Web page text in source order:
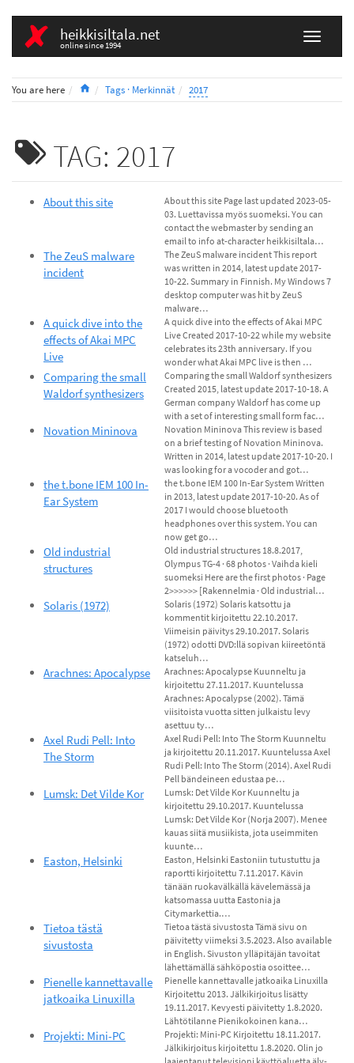
heikkisiltala.net
online since 1994
You are here HomeTags · Merkinnät 2017
TAG: 2017
About this site
About this site Page last updated 2023-05-
03. Luettavissa myös suomeksi. You can
contact the webmaster by sending an
email to info at-character heikkisiltala…
The ZeuS malware
incident
The ZeuS malware incident This report
was written in 2014, latest update 2017-
10-22. Summary in Finnish. My Windows 7
desktop computer was hit by ZeuS
malware…
A quick dive into the
effects of Akai MPC
Live
A quick dive into the effects of Akai MPC
Live Created 2017-10-22 while my website
celebrates its 23th anniversary. If you
wonder what Akai MPC live is then …
Comparing the small
Waldorf synthesizers
Comparing the small Waldorf synthesizers
Created 2015, latest update 2017-10-18. A
German company Waldorf has come up
with a set of interesting small form fac…
Novation Mininova
Novation Mininova This review is based
on a brief testing of Novation Mininova.
Written in 2014, latest update 2017-10-20. I
was looking for a vocoder and got…
the t.bone IEM 100 In-
Ear System
the t.bone IEM 100 In-Ear System Written
in 2013, latest update 2017-10-20. As of
2017 I would choose bluetooth
headphones over this system. You can
now get go…
Old industrial
structures
Old industrial structures 18.8.2017,
Olympus TG-4 · 68 photos · Vaihda kieli
suomeksi Here are the first photos · Page
2>>>>>> [Rakennelmia · Old industrial…
Solaris (1972)
Solaris (1972) Solaris katsottu ja
kommentit kirjoitettu 22.10.2017.
Viimeisin päivitys 29.10.2017. Solaris
(1972) odotti DVD:llä sopivan kiireetöntä
katseluh…
Arachnes: Apocalypse
Arachnes: Apocalypse Kuunneltu ja
kirjoitettu 27.11.2017. Kuuntelussa
Arachnes: Apocalypse (2002). Tämä
viisitoista vuotta sitten julkaistu levy
asettuu ty…
Axel Rudi Pell: Into
The Storm
Axel Rudi Pell: Into The Storm Kuunneltu
ja kirjoitettu 20.11.2017. Kuuntelussa Axel
Rudi Pell: Into The Storm (2014). Axel Rudi
Pell bändeineen edustaa pe…
Lumsk: Det Vilde Kor
Lumsk: Det Vilde Kor Kuunneltu ja
kirjoitettu 29.10.2017. Kuuntelussa
Lumsk: Det Vilde Kor (Norja 2007). Menee
kauas siitä musiikista, jota useimmiten
kuunte…
Easton, Helsinki
Easton, Helsinki Eastoniin tutustuttu ja
raportti kirjoitettu 7.11.2017. Kävin
tänään ruokavälkällä kävelemässä ja
katsomassa uutta Eastonia ja
Citymarkettia.…
Tietoa tästä
sivustosta
Tietoa tästä sivustosta Tämä sivu on
päivitetty viimeksi 3.5.2023. Also available
in English. Sivuston ylläpitäjän tavoitat
lähettämällä sähköpostia osoittee…
Pienelle kannettavalle
jatkoaika Linuxilla
Pienelle kannettavalle jatkoaika Linuxilla
Kirjoitettu 2013. Jälkikirjoitus lisätty
19.11.2017. Kevyesti päivitetty 1.8.2020.
Lähtötilanne Pienikokoinen kana…
Projekti: Mini-PC
Projekti: Mini-PC Kirjoitettu 18.11.2017.
Jälkikirjoitus kirjoitettu 1.8.2020. Olin jo